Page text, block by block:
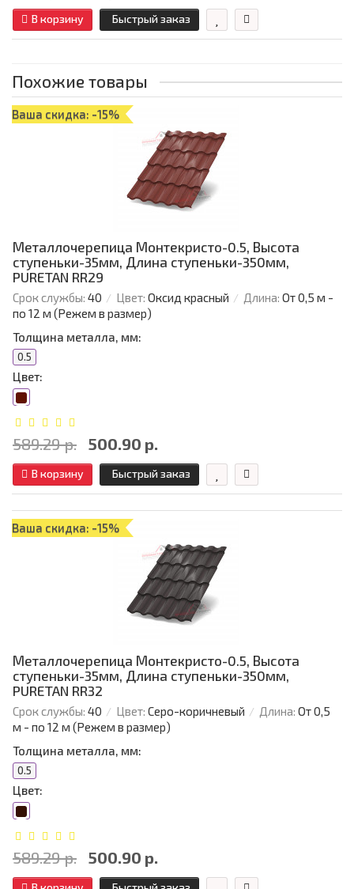
В корзину Быстрый заказ
Похожие товары
Ваша скидка: -15%
Металлочерепица Монтекристо-0.5, Высота
ступеньки-35мм, Длина ступеньки-350мм,
PURETAN RR29
Срок службы: 40 Цвет: Оксид красный Длина: От 0,5 м -
по 12 м (Режем в размер)
Толщина металла, мм:
0.5
Цвет:
589.29 р. 500.90 р.
В корзину Быстрый заказ
Ваша скидка: -15%
Металлочерепица Монтекристо-0.5, Высота
ступеньки-35мм, Длина ступеньки-350мм,
PURETAN RR32
Срок службы: 40 Цвет: Серо-коричневый Длина: От 0,5
м - по 12 м (Режем в размер)
Толщина металла, мм:
0.5
Цвет:
589.29 р. 500.90 р.